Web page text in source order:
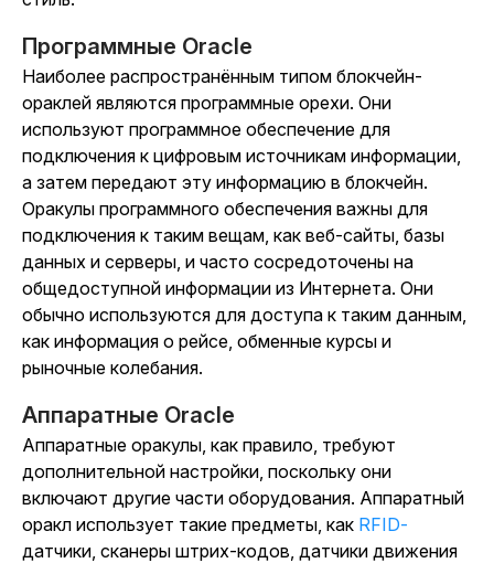
Программные Oracle
Наиболее распространённым типом блокчейн-
ораклей являются программные орехи. Они
используют программное обеспечение для
подключения к цифровым источникам информации,
а затем передают эту информацию в блокчейн.
Оракулы программного обеспечения важны для
подключения к таким вещам, как веб-сайты, базы
данных и серверы, и часто сосредоточены на
общедоступной информации из Интернета. Они
обычно используются для доступа к таким данным,
как информация о рейсе, обменные курсы и
рыночные колебания.
Аппаратные Oracle
Аппаратные оракулы, как правило, требуют
дополнительной настройки, поскольку они
включают другие части оборудования. Аппаратный
оракл использует такие предметы, как RFID-
датчики, сканеры штрих-кодов, датчики движения